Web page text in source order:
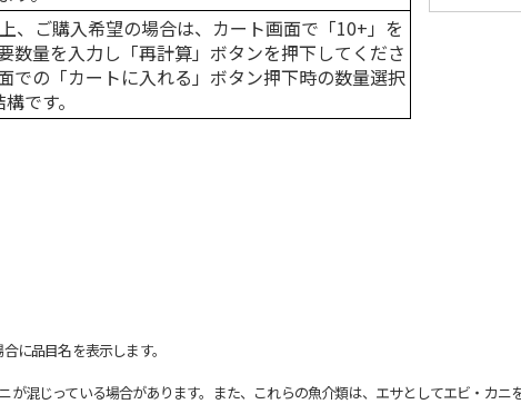
、ご購入希望の場合は、カート画面で「10+」を
数量を入力し「再計算」ボタンを押下してくださ
での「カートに入れる」ボタン押下時の数量選択
です。
に品目名を表示します。
じっている場合があります。また、これらの魚介類は、エサとしてエビ・カニ